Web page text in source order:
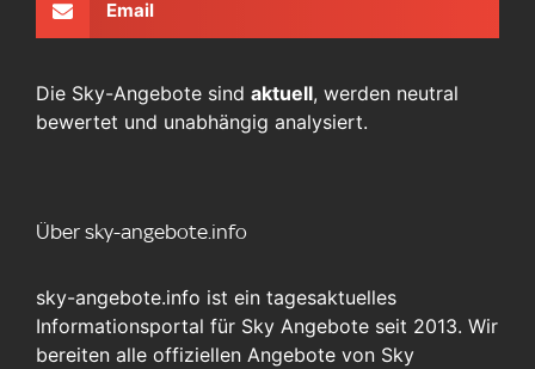
Email
Die Sky-Angebote sind aktuell, werden neutral
bewertet und unabhängig analysiert.
Über sky-angebote.info
sky-angebote.info ist ein tagesaktuelles
Informationsportal für Sky Angebote seit 2013. Wir
bereiten alle offiziellen Angebote von Sky